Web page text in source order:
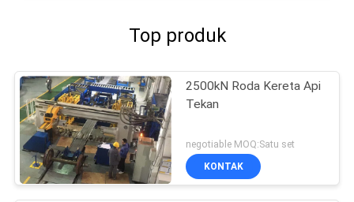
Top produk
2500kN Roda Kereta Api
Tekan
negotiable MOQ:Satu set
KONTAK